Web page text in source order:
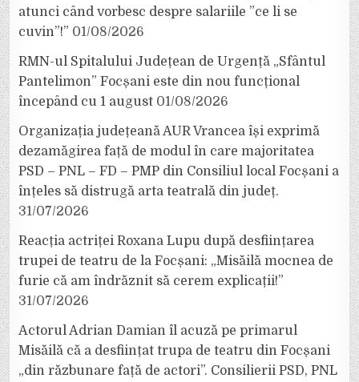
atunci când vorbesc despre salariile ”ce li se
cuvin”!” 01/08/2026
RMN-ul Spitalului Județean de Urgență „Sfântul
Pantelimon” Focșani este din nou funcțional
începând cu 1 august 01/08/2026
Organizația județeană AUR Vrancea își exprimă
dezamăgirea față de modul în care majoritatea
PSD – PNL – FD – PMP din Consiliul local Focșani a
înțeles să distrugă arta teatrală din județ.
31/07/2026
Reacția actriței Roxana Lupu după desființarea
trupei de teatru de la Focșani: „Misăilă mocnea de
furie că am îndrăznit să cerem explicații!”
31/07/2026
Actorul Adrian Damian îl acuză pe primarul
Misăilă că a desființat trupa de teatru din Focșani
„din răzbunare față de actori”. Consilierii PSD, PNL